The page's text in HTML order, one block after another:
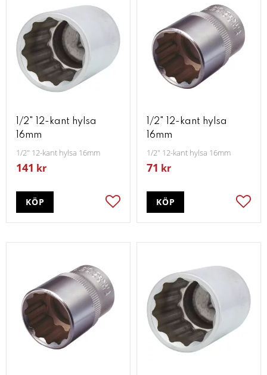
1/2" 12-kant hylsa
16mm
1/2" 12-kant hylsa 16mm
141 kr
Lägg till i favoriter
KÖP
1/2" 12-kant hylsa
16mm
1/2" 12-kant hylsa 16mm
71 kr
KÖP